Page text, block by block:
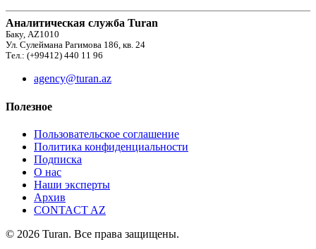
Аналитическая служба Turan
Баку, AZ1010
Ул. Сулеймана Рагимова 186, кв. 24
Тел.: (+99412) 440 11 96
agency@turan.az
Полезное
Пользовательское соглашение
Политика конфиденциальности
Подписка
О нас
Наши эксперты
Архив
CONTACT AZ
© 2026 Turan. Все права защищены.